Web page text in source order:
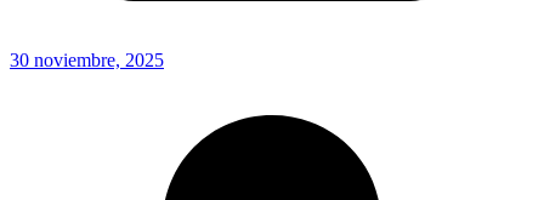
30 noviembre, 2025